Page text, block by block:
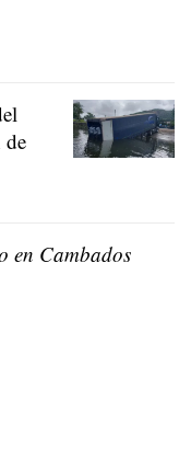
de
en Cambados